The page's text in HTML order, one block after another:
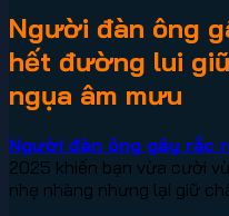
Người đàn ông
hết đường lui
ngụa âm mưu
Người đàn ông gây rắc
2025 khiến bạn vừa cười
nhẹ nhàng nhưng lại giữ